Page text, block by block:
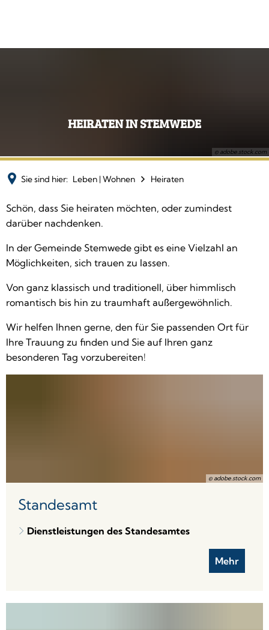
© adobe.stock.com
HEIRATEN IN STEMWEDE
Sie sind hier: Leben | Wohnen Heiraten
Heiraten
Schön, dass Sie heiraten möchten, oder zumindest
darüber nachdenken.
In der Gemeinde Stemwede gibt es eine Vielzahl an
Möglichkeiten, sich trauen zu lassen.
Von ganz klassisch und traditionell, über himmlisch
romantisch bis hin zu traumhaft außergewöhnlich.
Wir helfen Ihnen gerne, den für Sie passenden Ort für
Ihre Trauung zu finden und Sie auf Ihren ganz
besonderen Tag vorzubereiten!
© adobe.stock.com
Standesamt
Dienstleistungen des Standesamtes
Mehr